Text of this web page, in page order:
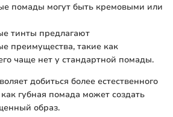
помады могут быть кремовыми или
тинты предлагают
преимущества, такие как
чаще нет у стандартной помады.
добиться более естественного
губная помада может создать
образ.